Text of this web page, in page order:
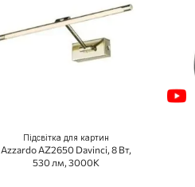
Підсвітка для картин
Azzardo AZ2650 Davinci, 8 Вт,
530 лм, 3000K